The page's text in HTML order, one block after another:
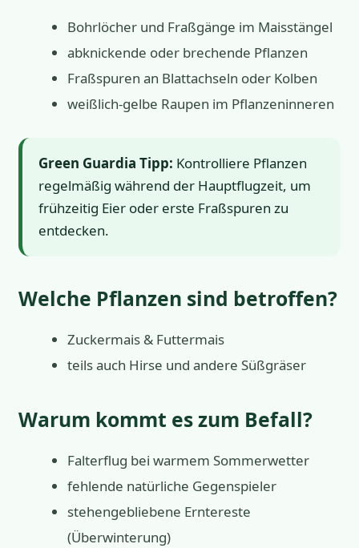
Bohrlöcher und Fraßgänge im Maisstängel
abknickende oder brechende Pflanzen
Fraßspuren an Blattachseln oder Kolben
weißlich-gelbe Raupen im Pflanzeninneren
Green Guardia Tipp: Kontrolliere Pflanzen
regelmäßig während der Hauptflugzeit, um
frühzeitig Eier oder erste Fraßspuren zu
entdecken.
Welche Pflanzen sind betroffen?
Zuckermais & Futtermais
teils auch Hirse und andere Süßgräser
Warum kommt es zum Befall?
Falterflug bei warmem Sommerwetter
fehlende natürliche Gegenspieler
stehengebliebene Erntereste
(Überwinterung)